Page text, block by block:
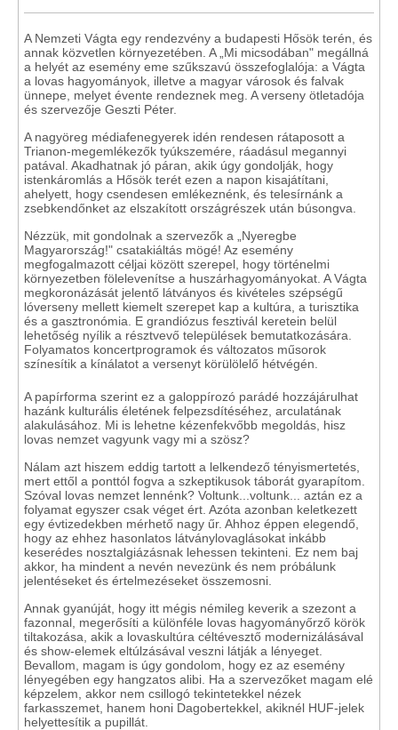
A Nemzeti Vágta egy rendezvény a budapesti Hősök terén, és
annak közvetlen környezetében. A „Mi micsodában" megállná
a helyét az esemény eme szűkszavú összefoglalója: a Vágta
a lovas hagyományok, illetve a magyar városok és falvak
ünnepe, melyet évente rendeznek meg. A verseny ötletadója
és szervezője Geszti Péter.
A nagyöreg médiafenegyerek idén rendesen rátaposott a
Trianon-megemlékezők tyúkszemére, ráadásul megannyi
patával. Akadhatnak jó páran, akik úgy gondolják, hogy
istenkáromlás a Hősök terét ezen a napon kisajátítani,
ahelyett, hogy csendesen emlékeznénk, és telesírnánk a
zsebkendőnket az elszakított országrészek után búsongva.
Nézzük, mit gondolnak a szervezők a „Nyeregbe
Magyarország!" csatakiáltás mögé! Az esemény
megfogalmazott céljai között szerepel, hogy történelmi
környezetben fölelevenítse a huszárhagyományokat. A Vágta
megkoronázását jelentő látványos és kivételes szépségű
lóverseny mellett kiemelt szerepet kap a kultúra, a turisztika
és a gasztronómia. E grandiózus fesztivál keretein belül
lehetőség nyílik a résztvevő települések bemutatkozására.
Folyamatos koncertprogramok és változatos műsorok
színesítik a kínálatot a versenyt körülölelő hétvégén.
A papírforma szerint ez a galoppírozó parádé hozzájárulhat
hazánk kulturális életének felpezsdítéséhez, arculatának
alakulásához. Mi is lehetne kézenfekvőbb megoldás, hisz
lovas nemzet vagyunk vagy mi a szösz?
Nálam azt hiszem eddig tartott a lelkendező tényismertetés,
mert ettől a ponttól fogva a szkeptikusok táborát gyarapítom.
Szóval lovas nemzet lennénk? Voltunk...voltunk... aztán ez a
folyamat egyszer csak véget ért. Azóta azonban keletkezett
egy évtizedekben mérhető nagy űr. Ahhoz éppen elegendő,
hogy az ehhez hasonlatos látványlovaglásokat inkább
keserédes nosztalgiázásnak lehessen tekinteni. Ez nem baj
akkor, ha mindent a nevén nevezünk és nem próbálunk
jelentéseket és értelmezéseket összemosni.
Annak gyanúját, hogy itt mégis némileg keverik a szezont a
fazonnal, megerősíti a különféle lovas hagyományőrző körök
tiltakozása, akik a lovaskultúra céltévesztő modernizálásával
és show-elemek eltúlzásával veszni látják a lényeget.
Bevallom, magam is úgy gondolom, hogy ez az esemény
lényegében egy hangzatos alibi. Ha a szervezőket magam elé
képzelem, akkor nem csillogó tekintetekkel nézek
farkasszemet, hanem honi Dagobertekkel, akiknél HUF-jelek
helyettesítik a pupillát.